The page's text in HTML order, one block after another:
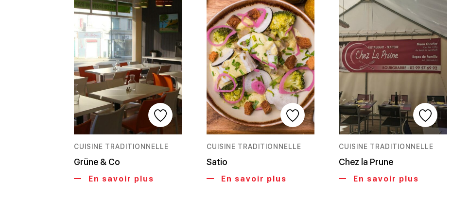
CUISINE TRADITIONNELLE
Grüne & Co
En savoir plus
CUISINE TRADITIONNELLE
Satio
En savoir plus
CUISINE TRADITIONNELLE
Chez la Prune
En savoir plus